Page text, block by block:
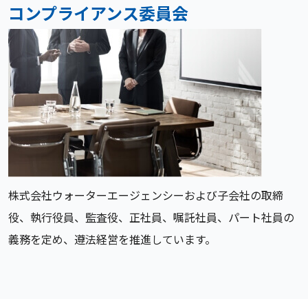
コンプライアンス委員会
株式会社ウォーターエージェンシーおよび子会社の取締
役、執行役員、監査役、正社員、嘱託社員、パート社員の
義務を定め、遵法経営を推進しています。